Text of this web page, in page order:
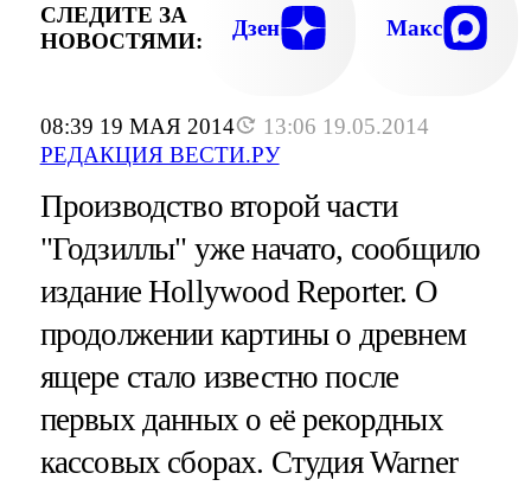
08:39 19 МАЯ 2014
13:06 19.05.2014
РЕДАКЦИЯ ВЕСТИ.РУ
СЛЕДИТЕ ЗА
НОВОСТЯМИ:
Дзен Макс
Производство второй части
"Годзиллы" уже начато, сообщило
издание Hollywood Reporter. О
продолжении картины о древнем
ящере стало известно после
первых данных о её рекордных
кассовых сборах. Студия Warner